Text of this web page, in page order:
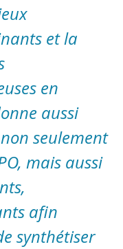
et la
en
aussi
seulement
mais aussi
afin
synthétiser